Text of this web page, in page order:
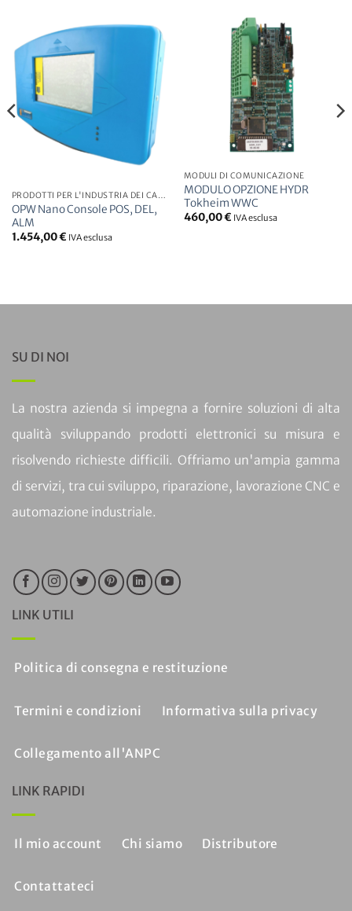
PRODOTTI PER L'INDUSTRIA DEI CARBURANTI
OPW Nano Console POS, DEL,
ALM
1.454,00€ IVA esclusa
MODULI DI COMUNICAZIONE
MODULO OPZIONE HYDR
Tokheim WWC
460,00€ IVA esclusa
SU DI NOI
La nostra azienda si impegna a fornire soluzioni di alta
qualità sviluppando prodotti elettronici su misura e
risolvendo richieste difficili. Offriamo un'ampia gamma
di servizi, tra cui sviluppo, riparazione, lavorazione CNC e
automazione industriale.
LINK UTILI
Politica di consegna e restituzione
Termini e condizioni Informativa sulla privacy
Collegamento all'ANPC
LINK RAPIDI
Il mio account Chi siamo Distributore
Contattateci